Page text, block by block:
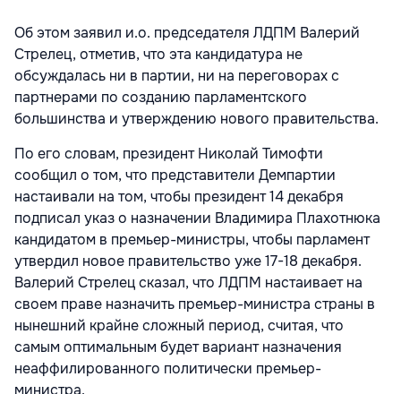
Об этом заявил и.о. председателя ЛДПМ Валерий
Стрелец, отметив, что эта кандидатура не
обсуждалась ни в партии, ни на переговорах с
партнерами по созданию парламентского
большинства и утверждению нового правительства.
По его словам, президент Николай Тимофти
сообщил о том, что представители Демпартии
настаивали на том, чтобы президент 14 декабря
подписал указ о назначении Владимира Плахотнюка
кандидатом в премьер-министры, чтобы парламент
утвердил новое правительство уже 17-18 декабря.
Валерий Стрелец сказал, что ЛДПМ настаивает на
своем праве назначить премьер-министра страны в
нынешний крайне сложный период, считая, что
самым оптимальным будет вариант назначения
неаффилированного политически премьер-
министра.